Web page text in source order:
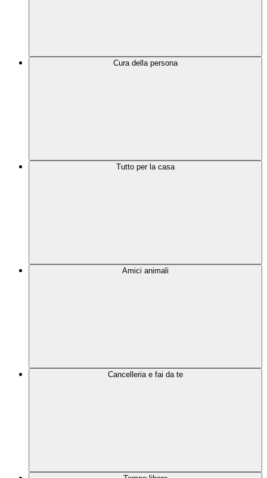
Cura della persona
Tutto per la casa
Amici animali
Cancelleria e fai da te